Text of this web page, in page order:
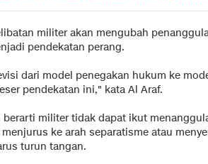
militer akan mengubah
pendekatan perang.
dari model penegakan hukum ke
pendekatan ini," kata Al Araf.
berarti militer tidak dapat ikut
ke arah separatisme atau
turun tangan.